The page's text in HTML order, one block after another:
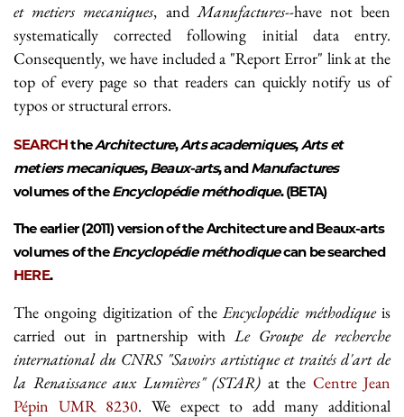
et metiers mecaniques, andManufactures--have not been
systematically corrected following initial data entry.
Consequently, we have included a "Report Error" link at the
top of every page so that readers can quickly notify us of
typos or structural errors.
SEARCHtheArchitecture,Arts academiques,Arts et
metiers mecaniques,Beaux-arts, andManufactures
volumes of theEncyclopédie méthodique. (BETA)
The earlier (2011) version of the Architecture and Beaux-arts
volumes of theEncyclopédie méthodiquecan be searched
HERE.
The ongoing digitization of theEncyclopédie méthodiqueis
carried out in partnership withLe Groupe de recherche
international du CNRS "Savoirs artistique et traités d'art de
la Renaissance aux Lumières" (STAR) at the Centre Jean
Pépin UMR 8230. We expect to add many additional